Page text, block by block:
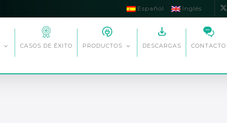
x-
Español Inglés
CASOS DE ÉXITO PRODUCTOS DESCARGAS CONTACTO